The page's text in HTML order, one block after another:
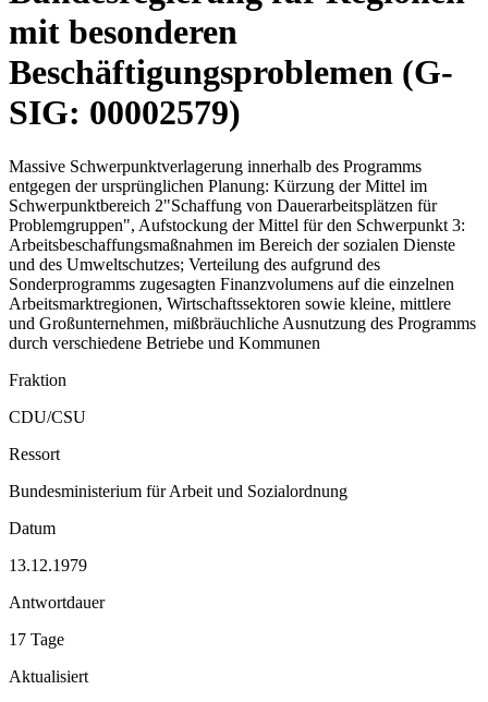
mit besonderen
Beschäftigungsproblemen (G-
SIG: 00002579)
Massive Schwerpunktverlagerung innerhalb des Programms
entgegen der ursprünglichen Planung: Kürzung der Mittel im
Schwerpunktbereich 2"Schaffung von Dauerarbeitsplätzen für
Problemgruppen", Aufstockung der Mittel für den Schwerpunkt 3:
Arbeitsbeschaffungsmaßnahmen im Bereich der sozialen Dienste
und des Umweltschutzes; Verteilung des aufgrund des
Sonderprogramms zugesagten Finanzvolumens auf die einzelnen
Arbeitsmarktregionen, Wirtschaftssektoren sowie kleine, mittlere
und Großunternehmen, mißbräuchliche Ausnutzung des Programms
durch verschiedene Betriebe und Kommunen
Fraktion
CDU/CSU
Ressort
Bundesministerium für Arbeit und Sozialordnung
Datum
13.12.1979
Antwortdauer
17 Tage
Aktualisiert